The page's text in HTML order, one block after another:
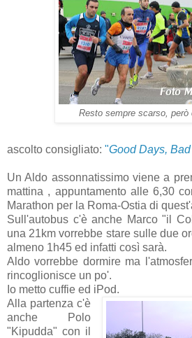
Resto sempre scarso, però
ascolto consigliato: "Good Days,
Un Aldo assonnatissimo viene a
mattina , appuntamento alle 6,30
Marathon per la Roma-Ostia di
Sull'autobus c'è anche Marco "il
una 21km vorrebbe stare sulle due
almeno 1h45 ed infatti così sarà.
Aldo vorrebbe dormire ma
rincoglionisce un po'.
Io metto cuffie ed iPod.
Alla partenza c'è
anche Polo
"Kipudda" con il